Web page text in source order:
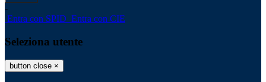
-
Entra con SPID Entra con CIE
Seleziona utente
button close ×